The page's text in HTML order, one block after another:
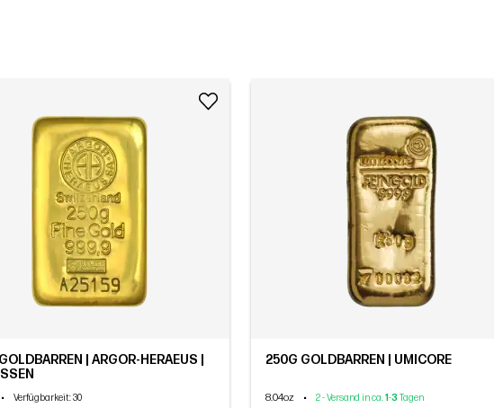
| ARGOR-HERAEUS |
• Verfügbarkeit: 30
250G GOLDBARREN | UMICORE
8.04oz • 2 - Versand in ca.1-3 Tagen